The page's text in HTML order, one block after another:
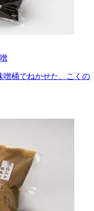
噌桶でねかせた、こくの